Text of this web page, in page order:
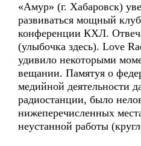
«Амур» (г. Хабаровск)
развиваться мощный
конференции КХЛ.
(улыбочка здесь). Love
удивило некоторыми
вещании. Памятуя о
медийной деятельности
радиостанции, было
нижеперечисленных
неустанной работы